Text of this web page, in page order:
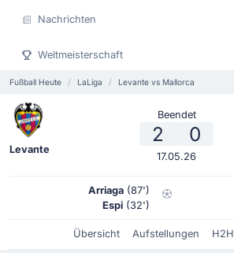
Nachrichten
Weltmeisterschaft
Fußball Heute LaLiga Levante vs Mallorca
Levante
Beendet
2 0
17.05.26
Arriaga (87')
Espi (32')
Übersicht Aufstellungen H2H